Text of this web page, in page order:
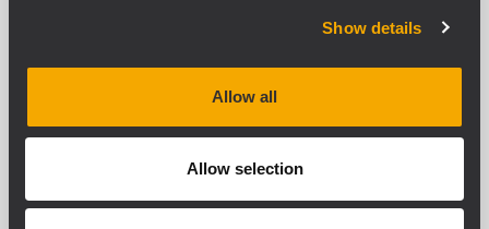
Show details
Allow all
Allow selection
de montage M10
VOIR TOUT